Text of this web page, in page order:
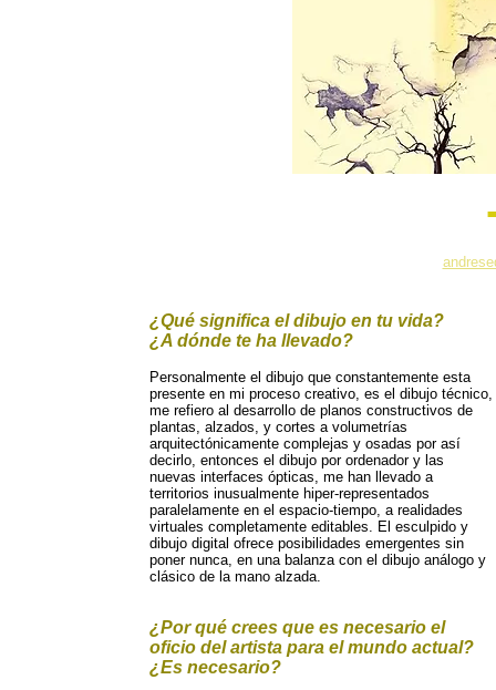
¿Qué significa el dibujo en tu vida?
¿A dónde te ha llevado?
Personalmente el dibujo que constantemente esta
presente en mi proceso creativo, es el dibujo técnico,
me refiero al desarrollo de planos constructivos de
plantas, alzados, y cortes a volumetrías
arquitectónicamente complejas y osadas por así
decirlo, entonces el dibujo por ordenador y las
nuevas interfaces ópticas, me han llevado a
territorios inusualmente hiper-representados
paralelamente en el espacio-tiempo, a realidades
virtuales completamente editables. El esculpido y
dibujo digital ofrece posibilidades emergentes sin
poner nunca, en una balanza con el dibujo análogo y
clásico de la mano alzada.
¿Por qué crees que es necesario el
oficio del artista para el mundo actual?
¿Es necesario?